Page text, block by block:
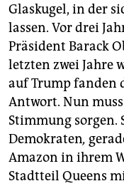
Glaskugel, in der
lassen. Vor drei
Präsident Barack
letzten zwei Jahre
auf Trump fanden
Antwort. Nun muss
Stimmung sorgen.
Demokraten,
Amazon in ihrem
Stadtteil Queens